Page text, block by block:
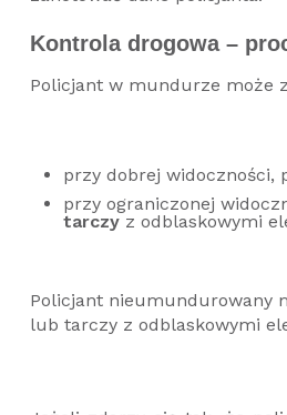
Kontrola drogowa –
Policjant w mundurze może
przy dobrej widoczności,
przy ograniczonej
tarczy z odblaskowymi
Policjant nieumundurowany
lub tarczy z odblaskowymi